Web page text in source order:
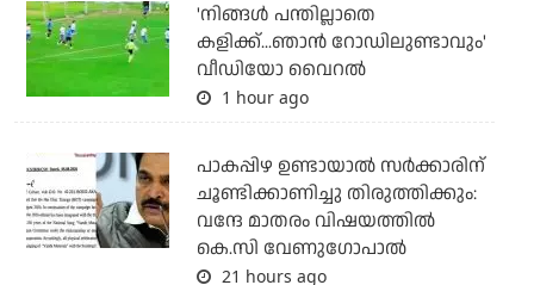
'നിങ്ങള്‍ പന്തില്ലാതെ
കളിക്ക്...ഞാന്‍ റോഡിലുണ്ടാവും'
വീഡിയോ വൈറല്‍
1 hour ago
പാകപ്പിഴ ഉണ്ടായാല്‍ സര്‍ക്കാരിന്
ചൂണ്ടിക്കാണിച്ചു തിരുത്തിക്കും:
വന്ദേ മാതരം വിഷയത്തില്‍
കെ.സി വേണുഗോപാല്‍
21 hours ago